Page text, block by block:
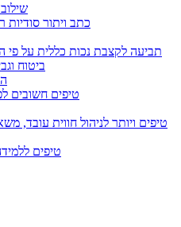
כתב ויתור סודיות
תביעה לקצבת נכות כללית על פי
ביטוח
7 טיפים חשובים
21 טיפים